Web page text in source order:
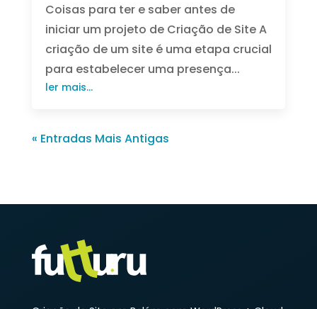
Coisas para ter e saber antes de
iniciar um projeto de Criação de Site A
criação de um site é uma etapa crucial
para estabelecer uma presença...
ler mais...
« Entradas Mais Antigas